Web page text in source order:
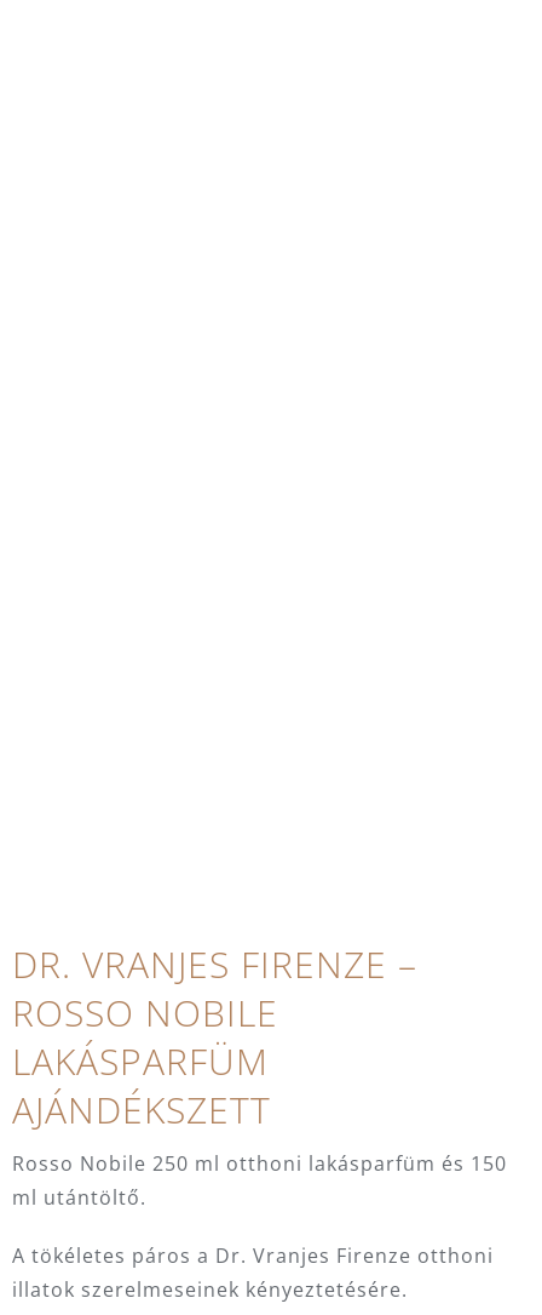
DR. VRANJES FIRENZE –
ROSSO NOBILE
LAKÁSPARFÜM
AJÁNDÉKSZETT
Rosso Nobile 250 ml otthoni lakásparfüm és 150
ml utántöltő.
A tökéletes páros a Dr. Vranjes Firenze otthoni
illatok szerelmeseinek kényeztetésére.